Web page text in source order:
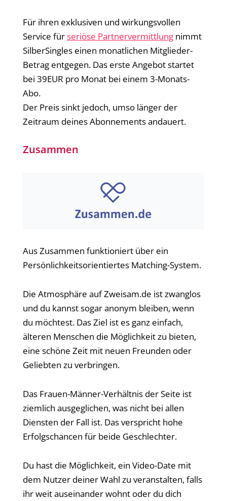
Für ihren exklusiven und wirkungsvollen
Service fürseriöse Partnervermittlung nimmt
SilberSingles einen monatlichen Mitglieder-
Betrag entgegen. Das erste Angebot startet
bei 39EUR pro Monat bei einem 3-Monats-
Abo.
Der Preis sinkt jedoch, umso länger der
Zeitraum deines Abonnements andauert.
Zusammen
Aus Zusammen funktioniert über ein
Persönlichkeitsorientiertes Matching-System.
Die Atmosphäre auf Zweisam.de ist zwanglos
und du kannst sogar anonym bleiben, wenn
du möchtest. Das Ziel ist es ganz einfach,
älteren Menschen die Möglichkeit zu bieten,
eine schöne Zeit mit neuen Freunden oder
Geliebten zu verbringen.
Das Frauen-Männer-Verhältnis der Seite ist
ziemlich ausgeglichen, was nicht bei allen
Diensten der Fall ist. Das verspricht hohe
Erfolgschancen für beide Geschlechter.
Du hast die Möglichkeit, ein Video-Date mit
dem Nutzer deiner Wahl zu veranstalten, falls
ihr weit auseinander wohnt oder du dich